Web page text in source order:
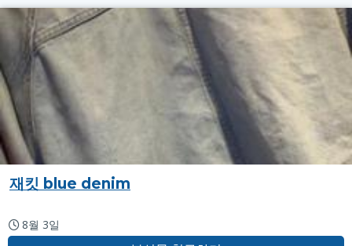
재킷 blue denim
8월 3일